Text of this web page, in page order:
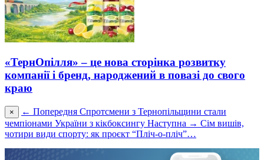
«ТернОпілля» – це нова сторінка розвитку
компанії і бренд, народжений в повазі до свого
краю
× ← Попередня Спротсмени з Тернопільщини стали
чемпіонами України з кікбоксингу Наступна → Сім вишів,
чотири види спорту: як проєкт “Пліч-о-пліч”…